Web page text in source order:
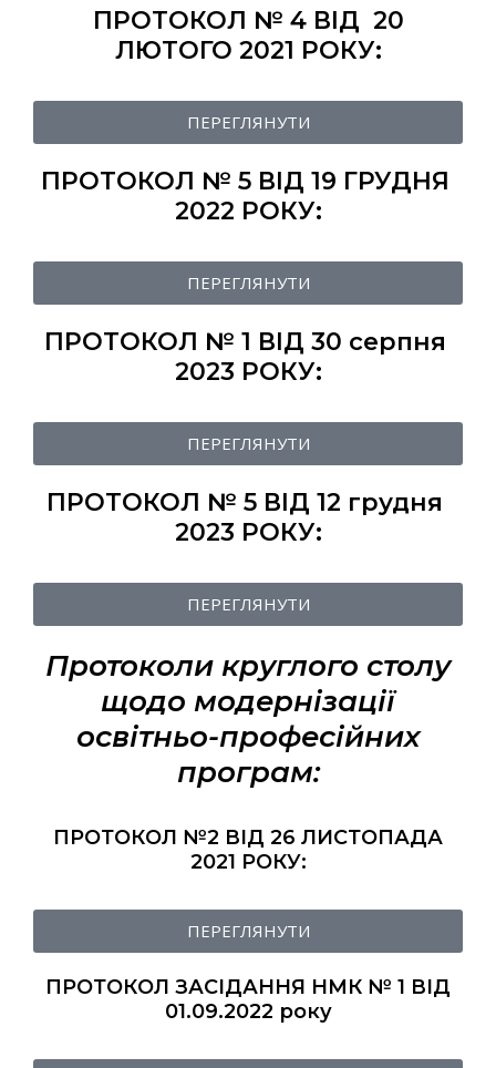
ПРОТОКОЛ № 4 ВІД 20
ЛЮТОГО 2021 РОКУ:
ПЕРЕГЛЯНУТИ
ПРОТОКОЛ № 5 ВІД 19 ГРУДНЯ
2022 РОКУ:
ПЕРЕГЛЯНУТИ
ПРОТОКОЛ № 1 ВІД 30 серпня
2023 РОКУ:
ПЕРЕГЛЯНУТИ
ПРОТОКОЛ № 5 ВІД 12 грудня
2023 РОКУ:
ПЕРЕГЛЯНУТИ
Протоколи круглого столу
щодо модернізації
освітньо-професійних
програм:
ПРОТОКОЛ №2 ВІД 26 ЛИСТОПАДА
2021 РОКУ:
ПЕРЕГЛЯНУТИ
ПРОТОКОЛ ЗАСІДАННЯ НМК № 1 ВІД
01.09.2022 року